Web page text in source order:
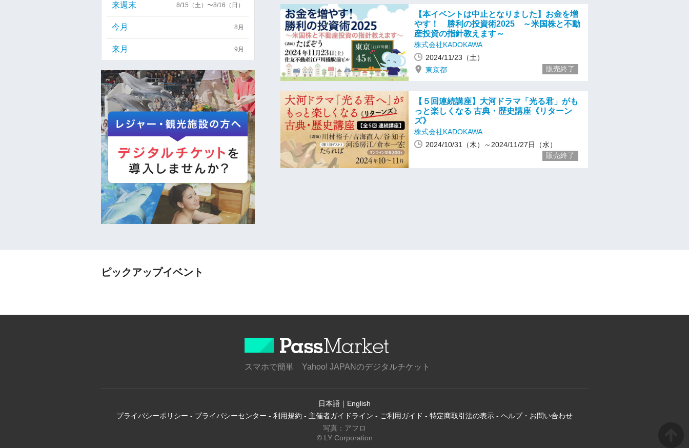
【本イベントは中止となりました】お金を増
やす！ 勝利の投資術2025 ～米国株と不動
産投資の指針教えます～
株式会社KADOKAWA
2024/11/23（土）
東京都
販売終了
【５回連続講座】大河ドラマ「光る君」がも
っと楽しくなる 古典・歴史講座《リターン
ズ》
株式会社KADOKAWA
2024/10/31（木）～2024/11/27日（水）
販売終了
来週末 8/15（土）〜8/16（日）
今月 8月
来月 9月
ピックアップイベント
スマホで簡単 Yahoo! JAPANのデジタルチケット
日本語 ｜ English
プライバシーポリシー - プライバシーセンター - 利用規約 - 主催者ガイドライン - ご利用ガイド - 特定商取引法の表示 - ヘルプ・お問い合わせ
写真：アフロ
© LY Corporation